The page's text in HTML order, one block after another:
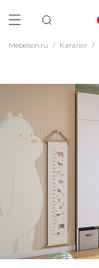
Mebelson.ru / Каталог /